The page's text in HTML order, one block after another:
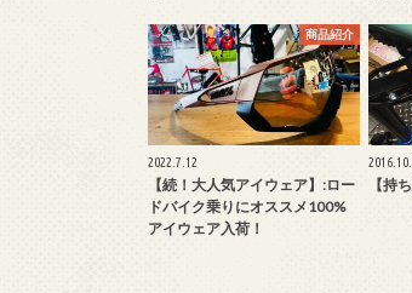
商品紹介
2022.7.12
【続！大人気アイウェア】:ロー
ドバイク乗りにオススメ100%
アイウェア入荷！
【持